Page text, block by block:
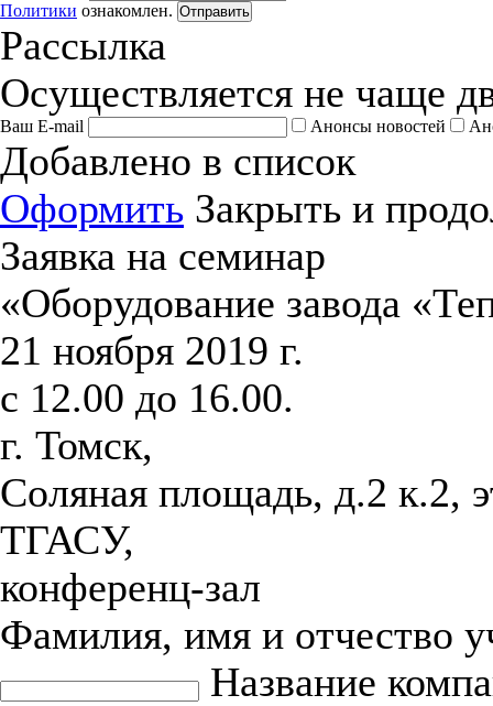
Политики ознакомлен. Отправить
Рассылка
Осуществляется не чаще
Ваш E-mail Анонсы новостей
Добавлено в список
Оформить Закрыть и
Заявка на семинар
«Оборудование завода
21 ноября 2019 г.
с 12.00 до 16.00.
г. Томск,
Соляная площадь, д.2 к.2,
ТГАСУ,
конференц-зал
Фамилия, имя и отчество
Название